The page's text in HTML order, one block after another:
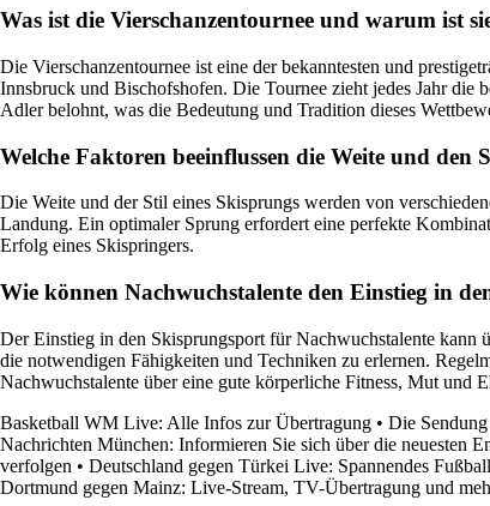
Was ist die Vierschanzentournee und warum ist
Die Vierschanzentournee ist eine der bekanntesten und
Innsbruck und Bischofshofen. Die Tournee zieht jedes Jahr die
Adler belohnt, was die Bedeutung und Tradition dieses
Welche Faktoren beeinflussen die Weite und den
Die Weite und der Stil eines Skisprungs werden von
Landung. Ein optimaler Sprung erfordert eine perfekte
Erfolg eines Skispringers.
Wie können Nachwuchstalente den Einstieg in
Der Einstieg in den Skisprungsport für Nachwuchstalente
die notwendigen Fähigkeiten und Techniken zu erlernen.
Nachwuchstalente über eine gute körperliche Fitness, Mut und
Basketball WM Live: Alle Infos zur Übertragung • Die
Nachrichten München: Informieren Sie sich über die neuesten
verfolgen • Deutschland gegen Türkei Live: Spannendes
Dortmund gegen Mainz: Live-Stream, TV-Übertragung und